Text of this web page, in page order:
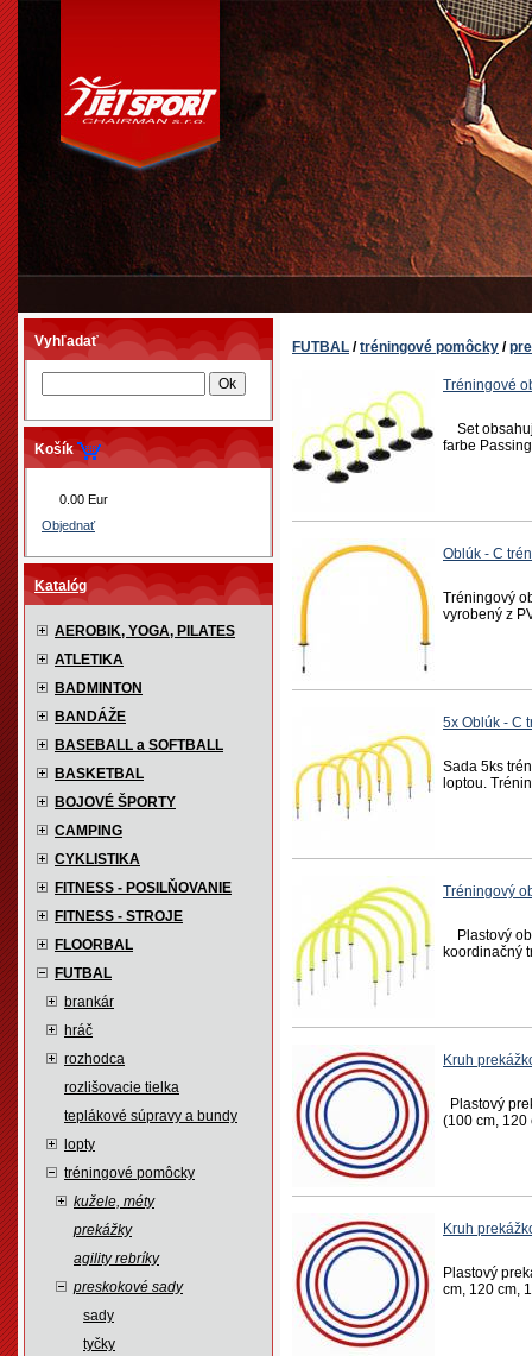
Vyhľadať
Košík
0.00 Eur
Objednať
Katalóg
AEROBIK, YOGA, PILATES
ATLETIKA
BADMINTON
BANDÁŽE
BASEBALL a SOFTBALL
BASKETBAL
BOJOVÉ ŠPORTY
CAMPING
CYKLISTIKA
FITNESS - POSILŇOVANIE
FITNESS - STROJE
FLOORBAL
FUTBAL
brankár
hráč
rozhodca
rozlišovacie tielka
teplákové súpravy a bundy
lopty
tréningové pomôcky
kužele, méty
prekážky
agility rebríky
preskokové sady
sady
tyčky
FUTBAL /tréningové pomôcky /
Tréningové
Set
farbe
Oblúk - C
Tréningový
vyrobený z
5x Oblúk - C
Sada 5ks
loptou.
Tréningový
Plastový
koordinačný
Kruh
Plastový
(100 cm, 120
Kruh
Plastový
cm, 120 cm,